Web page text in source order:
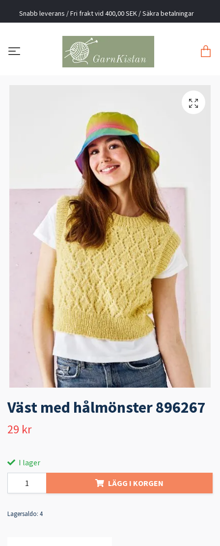
Snabb leverans / Fri frakt vid 400,00 SEK / Säkra betalningar
Väst med hålmönster 896267
29 kr
I lager
LÄGG I KORGEN
Lagersaldo: 4